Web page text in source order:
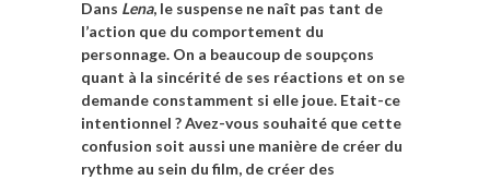
Dans Lena, le suspense ne naît pas tant de
l’action que du comportement du
personnage. On a beaucoup de soupçons
quant à la sincérité de ses réactions et on se
demande constamment si elle joue. Etait-ce
intentionnel ? Avez-vous souhaité que cette
confusion soit aussi une manière de créer du
rythme au sein du film, de créer des